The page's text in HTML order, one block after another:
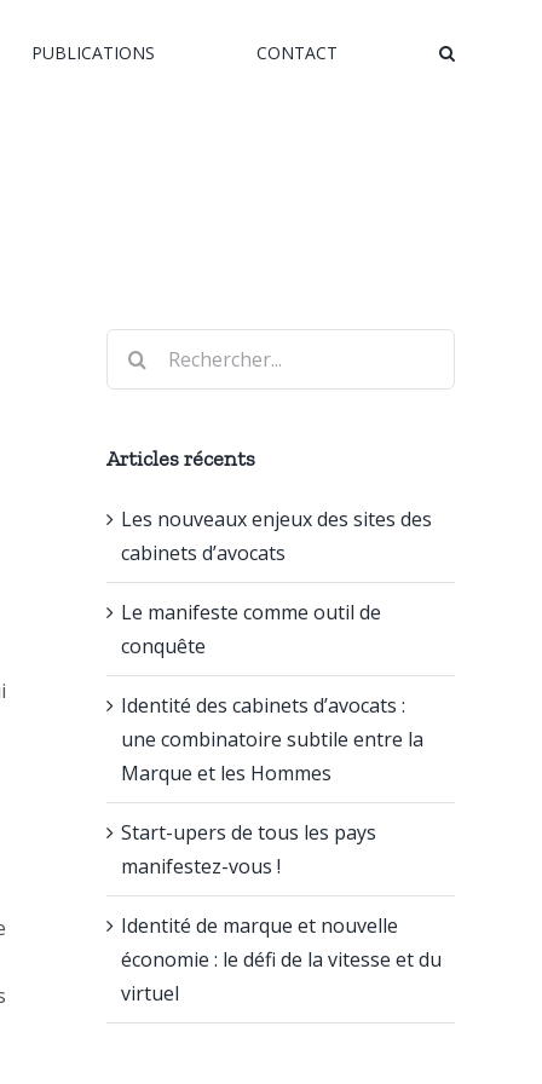
PUBLICATIONS CONTACT
Rechercher:
Articles récents
Les nouveaux enjeux des sites des
cabinets d’avocats
Le manifeste comme outil de
conquête
Identité des cabinets d’avocats :
une combinatoire subtile entre la
Marque et les Hommes
Start-upers de tous les pays
manifestez-vous !
Identité de marque et nouvelle
économie : le défi de la vitesse et du
virtuel